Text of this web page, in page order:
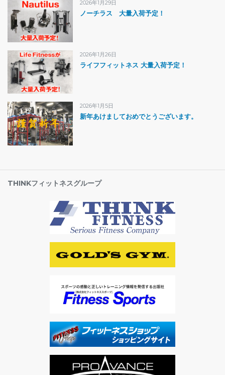
2026年1月29日
ノーチラス 大量入荷予定！
2026年1月26日
ライフフィットネス 大量入荷予定！
2026年1月5日
新年あけましておめでとうございます。
THINKフィットネスグループ